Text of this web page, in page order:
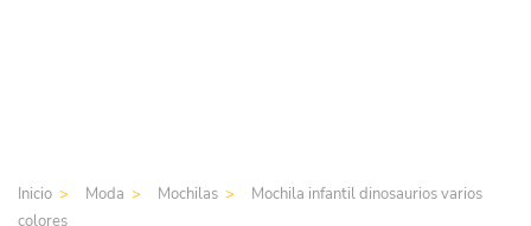
Inicio Moda Mochilas
Mochila infantil dinosaurios varios
colores